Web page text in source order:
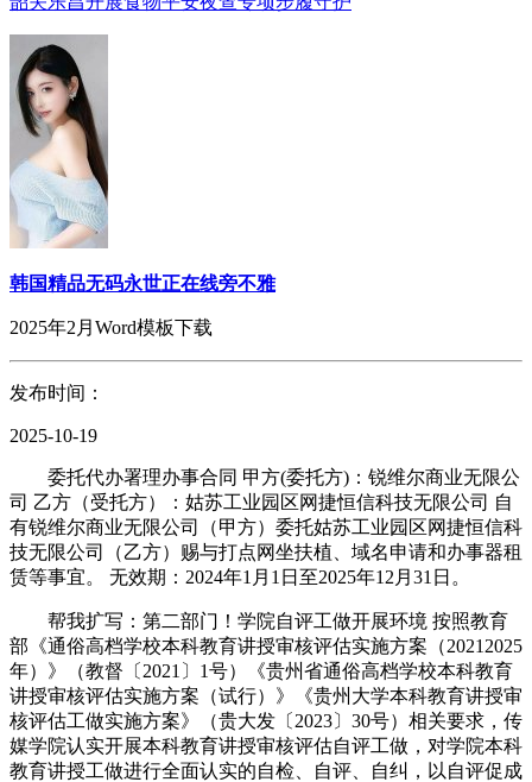
韩国精品无码永世正在线旁不雅
2025年2月Word模板下载
发布时间：
2025-10-19
委托代办署理办事合同 甲方(委托方)：锐维尔商业无限公
司 乙方（受托方）：姑苏工业园区网捷恒信科技无限公司 自
有锐维尔商业无限公司（甲方）委托姑苏工业园区网捷恒信科
技无限公司（乙方）赐与打点网坐扶植、域名申请和办事器租
赁等事宜。 无效期：2024年1月1日至2025年12月31日。
帮我扩写：第二部门！学院自评工做开展环境 按照教育
部《通俗高档学校本科教育讲授审核评估实施方案（20212025
年）》（教督〔2021〕1号）《贵州省通俗高档学校本科教育
讲授审核评估实施方案（试行）》《贵州大学本科教育讲授审
核评估工做实施方案》（贵大发〔2023〕30号）相关要求，传
媒学院认实开展本科教育讲授审核评估自评工做，对学院本科
教育讲授工做进行全面认实的自检、自评、自纠，以自评促成